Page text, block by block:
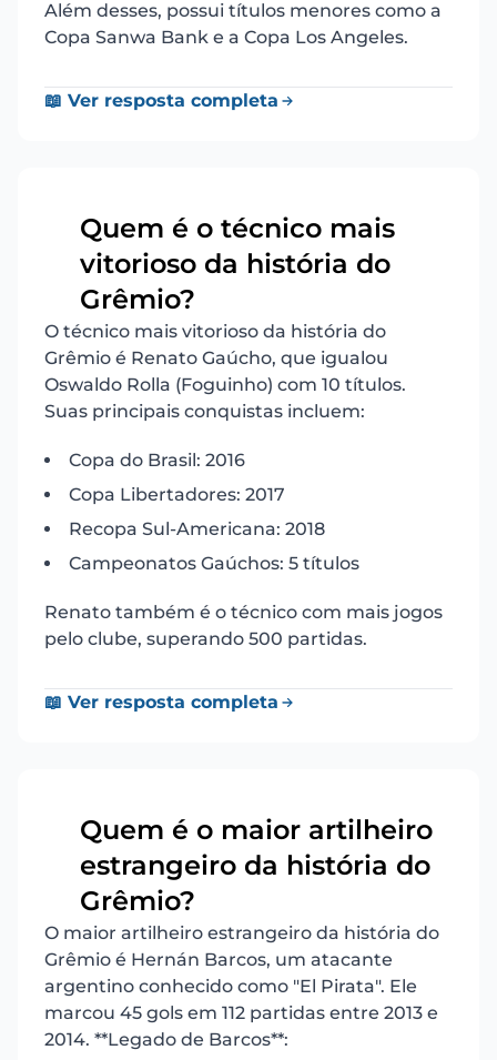
Além desses, possui títulos menores como a
Copa Sanwa Bank e a Copa Los Angeles.
📖 Ver resposta completa
Quem é o técnico mais
vitorioso da história do
Grêmio?
O técnico mais vitorioso da história do
Grêmio é Renato Gaúcho, que igualou
Oswaldo Rolla (Foguinho) com 10 títulos.
Suas principais conquistas incluem:
Copa do Brasil: 2016
Copa Libertadores: 2017
Recopa Sul-Americana: 2018
Campeonatos Gaúchos: 5 títulos
Renato também é o técnico com mais jogos
pelo clube, superando 500 partidas.
📖 Ver resposta completa
Quem é o maior artilheiro
estrangeiro da história do
Grêmio?
O maior artilheiro estrangeiro da história do
Grêmio é Hernán Barcos, um atacante
argentino conhecido como "El Pirata". Ele
marcou 45 gols em 112 partidas entre 2013 e
2014. **Legado de Barcos**: